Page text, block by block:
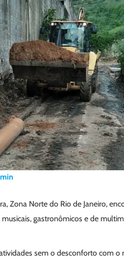
min
Zona Norte do Rio de Janeiro,
gastronômicos e de
sem o desconforto com o